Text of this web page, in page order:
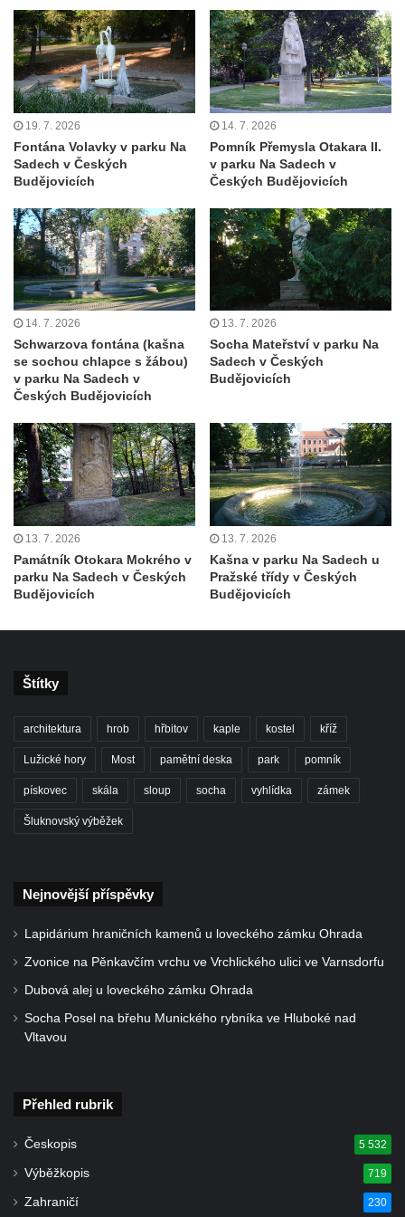
Jupiterova kašna na Dolním náměstí v
Olomouci
Kašna na Masarykově náměstí ve Vyškově
Zpívající fontána na Masarykově náměstí v
Hodoníně
Kašna Ptačí napajedlo na Lázeňském
náměstí v Teplicích
lázeňského domu Beethoven v Teplicích
Fontána Pampeliška v parku u Císařských
lázní v Teplicích
Kašna na Laubeho náměstí u Císařských
lázní v Teplicích
Porcelánová kašna na křižovatce u
Krušnohorského divadla v Teplicích
Porcelánová fontána v areálu Českého
porcelánu v Dubí
Kašna v parku před kostelem
Neposkvrněného početí Panny Marie v
Dubí
Kašna na nádvoří Tereziných lázní v Dubí
Kašna u Nerudovy studánky v Běhánkách
Vodní kaskáda pod schodištěm u jižní
Libochovicích
Kašna na severním nádvoří zámku v
Libochovicích
Kašna na Mírovém náměstí u kostela
svatého Václava v Budyni nad Ohří
Kašna v lázeňském parku u ulice Lázeňská
parku ve Mšeném-lázně
Jezírko s vodotryskem v Zámeckém parku v
Litvínově
Kašna na náměstí Tomáše Garrigue
Karolinina pramene v Mariánských Lázních
Zpívající fontána v Mariánských Lázních
19. 7. 2026
Fontána Volavky v parku Na
Sadech v Českých
Budějovicích
14. 7. 2026
Pomník Přemysla Otakara II.
v parku Na Sadech v
Českých Budějovicích
14. 7. 2026
Schwarzova fontána (kašna
se sochou chlapce s žábou)
v parku Na Sadech v
Českých Budějovicích
13. 7. 2026
Socha Mateřství v parku Na
Sadech v Českých
Budějovicích
13. 7. 2026
Památník Otokara Mokrého v
parku Na Sadech v Českých
Budějovicích
13. 7. 2026
Kašna v parku Na Sadech u
Pražské třídy v Českých
Budějovicích
Štítky
architektura hrob hřbitov kaple kostel kříž
Lužické hory Most pamětní deska park pomník
pískovec skála sloup socha vyhlídka zámek
Šluknovský výběžek
Nejnovější příspěvky
Lapidárium hraničních kamenů u loveckého zámku Ohrada
Zvonice na Pěnkavčím vrchu ve Vrchlického ulici ve Varnsdorfu
Dubová alej u loveckého zámku Ohrada
Socha Posel na břehu Munického rybníka ve Hluboké nad
Vltavou
Přehled rubrik
Českopis 5 532
Výběžkopis 719
Zahraničí 230